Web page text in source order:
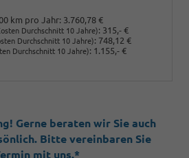
km pro Jahr: 3.760,78 €
Durchschnitt 10 Jahre): 315,- €
Durchschnitt 10 Jahre): 748,12 €
Durchschnitt 10 Jahre): 1.155,- €
Gerne beraten wir Sie auch
Bitte vereinbaren Sie
mit uns.*